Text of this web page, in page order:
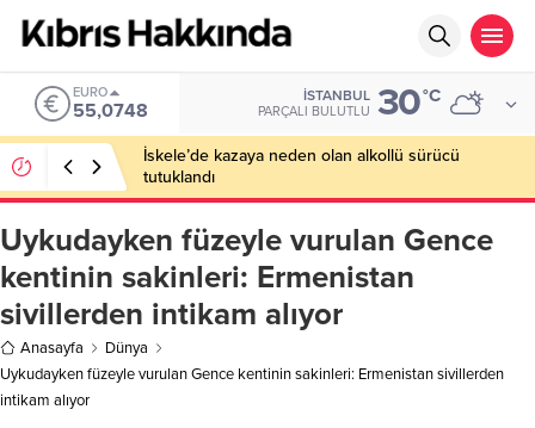
EURO
55,0748
İSTANBUL
PARÇALI BULUTLU 30°C
İskele’de kazaya neden olan alkollü sürücü
tutuklandı
Uykudayken füzeyle vurulan Gence
kentinin sakinleri: Ermenistan
sivillerden intikam alıyor
Anasayfa
Dünya
Uykudayken füzeyle vurulan Gence kentinin sakinleri: Ermenistan sivillerden
intikam alıyor